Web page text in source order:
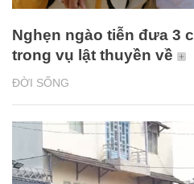
ĐỜI SỐNG
Nghẹn ngào tiễn đưa 3
trong vụ lật thuyền về